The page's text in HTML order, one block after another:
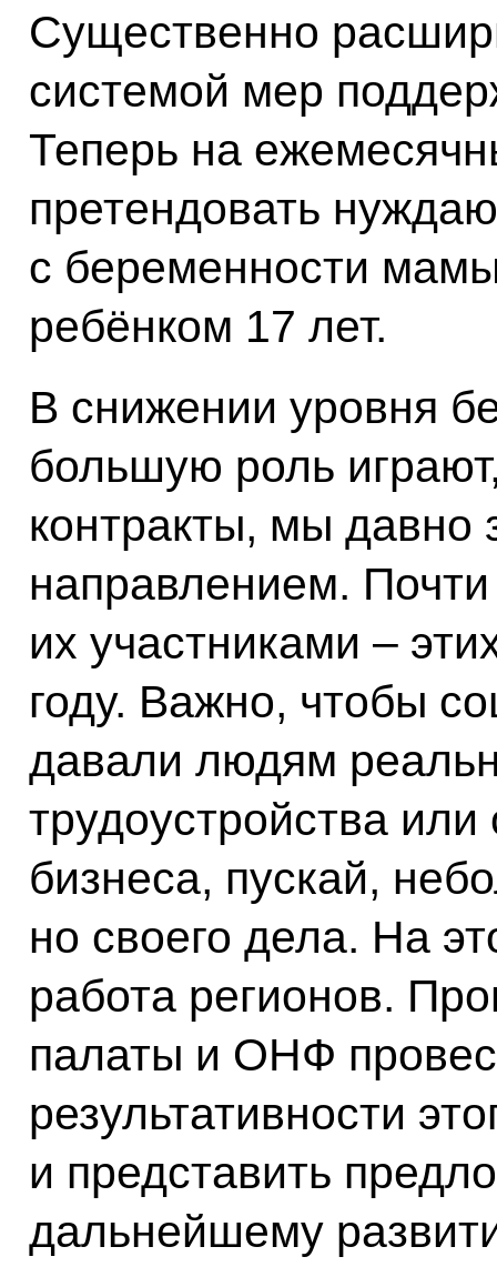
Существенно
системой мер
Теперь на
претендовать
с беременности
ребёнком 17 лет.
В снижении уровня
большую роль
контракты, мы давно
направлением.
их участниками –
году. Важно, чтобы
давали людям
трудоустройства или
бизнеса, пускай,
но своего дела. На
работа регионов.
палаты и ОНФ
результативности
и представить
дальнейшему